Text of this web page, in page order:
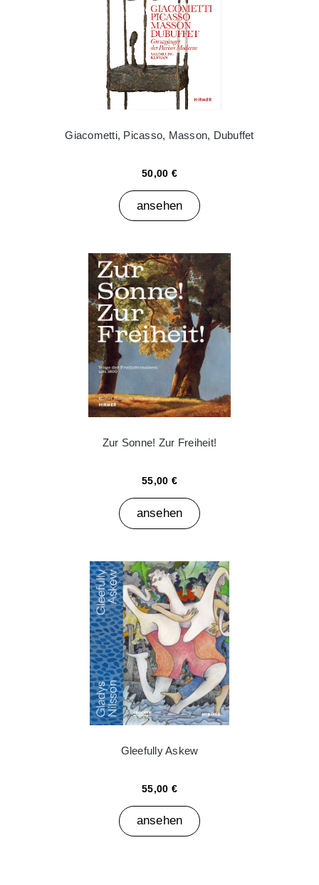
Giacometti, Picasso, Masson, Dubuffet
50,00 €
ansehen
Zur Sonne! Zur Freiheit!
55,00 €
ansehen
Gleefully Askew
55,00 €
ansehen